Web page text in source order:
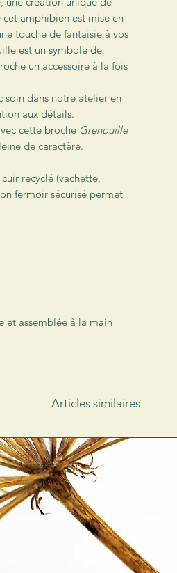
amphibien est mise en
touche de fantaisie à vos
est un symbole de
un accessoire à la fois
soin dans notre atelier en
aux détails.
cette broche Grenouille
de caractère.
recyclé (vachette,
fermoir sécurisé permet
et assemblée à la main
Articles similaires